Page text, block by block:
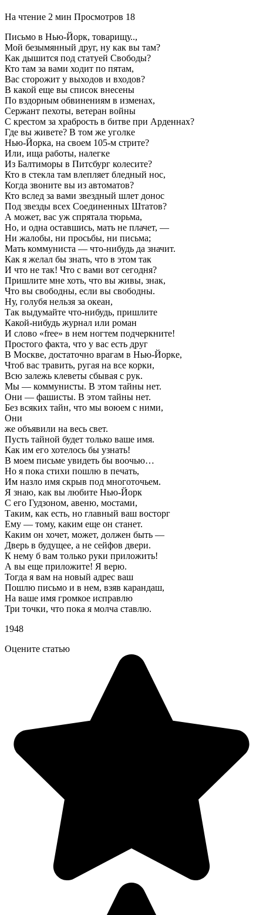
На чтение 2 мин Просмотров 18
Письмо в Нью-Йорк, товарищу..,
Мой безымянный друг, ну как вы там?
Как дышится под статуей Свободы?
Кто там за вами ходит по пятам,
Вас сторожит у выходов и входов?
В какой еще вы список внесены
По вздорным обвинениям в изменах,
Сержант пехоты, ветеран войны
С крестом за храбрость в битве при Арденнах?
Где вы живете? В том же уголке
Нью-Йорка, на своем 105-м стрите?
Или, ища работы, налегке
Из Балтиморы в Питсбург колесите?
Кто в стекла там влепляет бледный нос,
Когда звоните вы из автоматов?
Кто вслед за вами звездный шлет донос
Под звезды всех Соединенных Штатов?
А может, вас уж спрятала тюрьма,
Но, и одна оставшись, мать не плачет, —
Ни жалобы, ни просьбы, ни письма;
Мать коммуниста — что-нибудь да значит.
Как я желал бы знать, что в этом так
И что не так! Что с вами вот сегодня?
Пришлите мне хоть, что вы живы, знак,
Что вы свободны, если вы свободны.
Ну, голубя нельзя за океан,
Так выдумайте что-нибудь, пришлите
Какой-нибудь журнал или роман
И слово «free» в нем ногтем подчеркните!
Простого факта, что у вас есть друг
В Москве, достаточно врагам в Нью-Йорке,
Чтоб вас травить, ругая на все корки,
Всю залежь клеветы сбывая с рук.
Мы — коммунисты. В этом тайны нет.
Они — фашисты. В этом тайны нет.
Без всяких тайн, что мы воюем с ними,
Они
же объявили на весь свет.
Пусть тайной будет только ваше имя.
Как им его хотелось бы узнать!
В моем письме увидеть бы воочью…
Но я пока стихи пошлю в печать,
Им назло имя скрыв под многоточьем.
Я знаю, как вы любите Нью-Йорк
С его Гудзоном, авеню, мостами,
Таким, как есть, но главный ваш восторг
Ему — тому, каким еще он станет.
Каким он хочет, может, должен быть —
Дверь в будущее, а не сейфов двери.
К нему б вам только руки приложить!
А вы еще приложите! Я верю.
Тогда я вам на новый адрес ваш
Пошлю письмо и в нем, взяв карандаш,
На ваше имя громкое исправлю
Три точки, что пока я молча ставлю.
1948
Оцените статью